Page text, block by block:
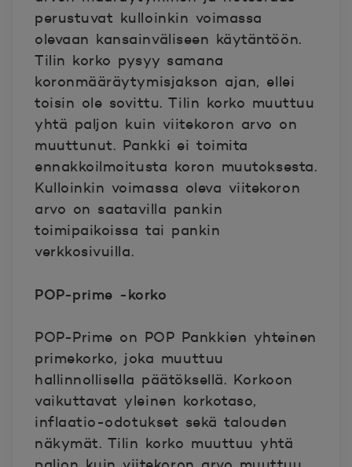
perustuvat kulloinkin voimassa
olevaan kansainväliseen käytäntöön.
Tilin korko pysyy samana
koronmääräytymisjakson ajan, ellei
toisin ole sovittu. Tilin korko muuttuu
yhtä paljon kuin viitekoron arvo on
muuttunut. Pankki ei toimita
ennakkoilmoitusta koron muutoksesta.
Kulloinkin voimassa oleva viitekoron
arvo on saatavilla pankin
toimipaikoissa tai pankin
verkkosivuilla.
POP-prime -korko
POP-Prime on POP Pankkien yhteinen
primekorko, joka muuttuu
hallinnollisella päätöksellä. Korkoon
vaikuttavat yleinen korkotaso,
inflaatio-odotukset sekä talouden
näkymät. Tilin korko muuttuu yhtä